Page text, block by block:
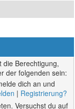
die Berechtigung,
der folgenden sein:
dich an und
| Registrierung?
Versuchst du auf